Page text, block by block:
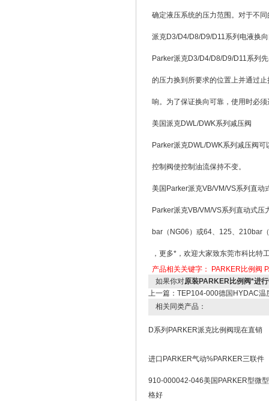
确定液压系统的压力范围。对于不
派克D3/D4/D8/D9/D11系列电液换
Parker派克D3/D4/D8/D9/D11系列
的压力换到所要求的位置上并通过
响。为了保证换向可靠，使用时必
美国派克DWL/DWK系列减压阀
Parker派克DWL/DWK系列减压阀
控制阀使控制油流保持不变。
美国Parker派克VB/VM/VS系列直动
Parker派克VB/VM/VS系列直动式
bar（NG06）或64、125、210bar
，更多*，欢迎大家致东莞市科比特
产品相关关键字：
PARKER比例阀
如果你对原装PARKER比例阀*进
上一篇： TEP104-000德国HYDAC温
相关同类产品：
D系列PARKER派克比例阀现在直销
进口PARKER气动%PARKER三联件
910-000042-046美国PARKER型微
格好